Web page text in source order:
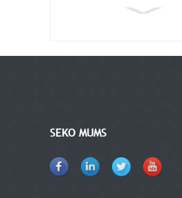
SEKO MUMS